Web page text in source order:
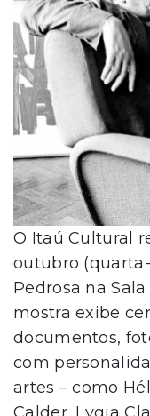
O Itaú Cultural
outubro
Pedrosa na
mostra exibe
documentos,
com
artes – como